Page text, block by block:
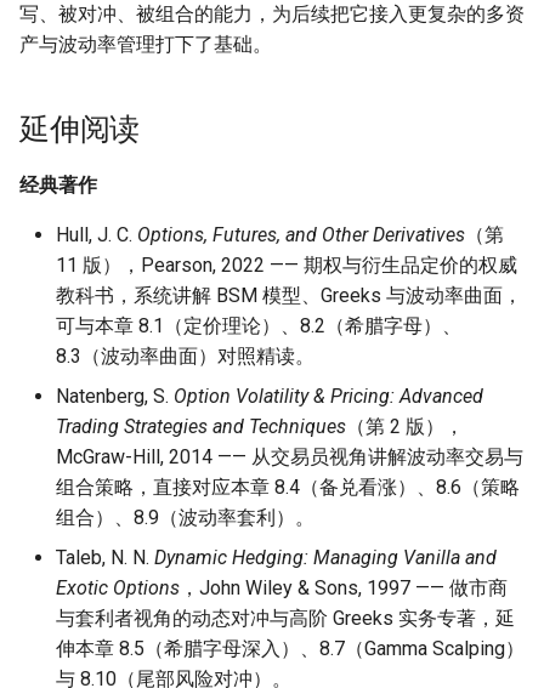
写、被对冲、被组合的能力，为后续把它接入更复杂的多资
产与波动率管理打下了基础。
延伸阅读
经典著作
Hull, J. C. Options, Futures, and Other Derivatives （第
11 版），Pearson, 2022 —— 期权与衍生品定价的权威
教科书，系统讲解 BSM 模型、Greeks 与波动率曲面，
可与本章 8.1（定价理论）、8.2（希腊字母）、
8.3（波动率曲面）对照精读。
Natenberg, S. Option Volatility & Pricing: Advanced
Trading Strategies and Techniques （第 2 版），
McGraw-Hill, 2014 —— 从交易员视角讲解波动率交易与
组合策略，直接对应本章 8.4（备兑看涨）、8.6（策略
组合）、8.9（波动率套利）。
Taleb, N. N. Dynamic Hedging: Managing Vanilla and
Exotic Options ，John Wiley & Sons, 1997 —— 做市商
与套利者视角的动态对冲与高阶 Greeks 实务专著，延
伸本章 8.5（希腊字母深入）、8.7（Gamma Scalping）
与 8.10（尾部风险对冲）。